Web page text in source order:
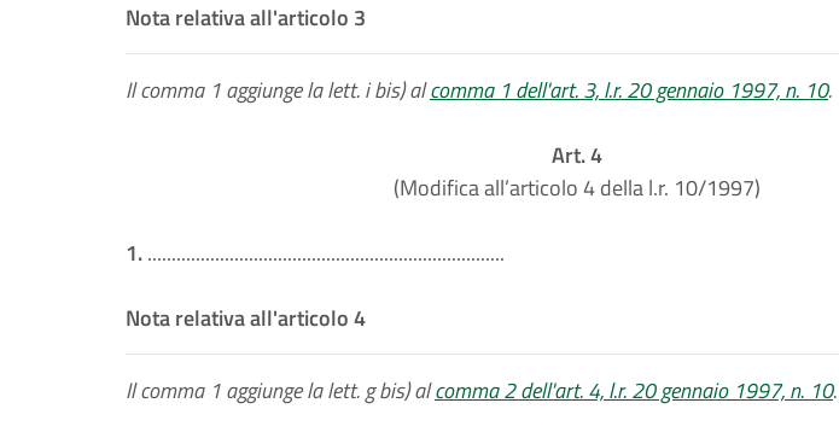
Nota relativa all'articolo 3
Il comma 1 aggiunge la lett. i bis) alcomma 1 dell'art. 3, l.r. 20 gennaio 1997, n. 10.
Art. 4
(Modifica all’articolo 4 della l.r. 10/1997)
1...........................................................................
Nota relativa all'articolo 4
Il comma 1 aggiunge la lett. g bis) alcomma 2 dell'art. 4, l.r. 20 gennaio 1997, n. 10.